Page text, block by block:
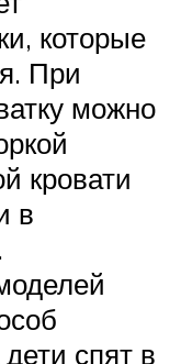
которые
При
можно
кровати
в
спят в